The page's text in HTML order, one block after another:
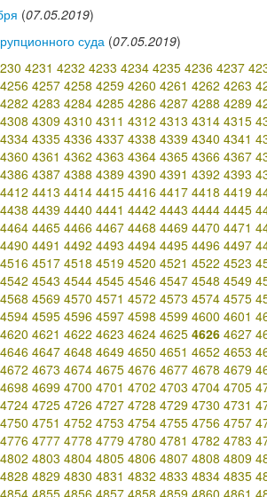
(07.05.2019)
суда (07.05.2019)
4231 4232 4233 4234 4235 4236 4237
4256 4257 4258 4259 4260 4261 4262 4263
4282 4283 4284 4285 4286 4287 4288 4289
4308 4309 4310 4311 4312 4313 4314 4315
4334 4335 4336 4337 4338 4339 4340 4341
4360 4361 4362 4363 4364 4365 4366 4367
4386 4387 4388 4389 4390 4391 4392 4393
4412 4413 4414 4415 4416 4417 4418 4419
4438 4439 4440 4441 4442 4443 4444 4445
4464 4465 4466 4467 4468 4469 4470 4471
4490 4491 4492 4493 4494 4495 4496 4497
4516 4517 4518 4519 4520 4521 4522 4523
4542 4543 4544 4545 4546 4547 4548 4549
4568 4569 4570 4571 4572 4573 4574 4575
4594 4595 4596 4597 4598 4599 4600 4601
4620 4621 4622 4623 4624 4625 4626 4627
4646 4647 4648 4649 4650 4651 4652 4653
4672 4673 4674 4675 4676 4677 4678 4679
4698 4699 4700 4701 4702 4703 4704 4705
4724 4725 4726 4727 4728 4729 4730 4731
4750 4751 4752 4753 4754 4755 4756 4757
4776 4777 4778 4779 4780 4781 4782 4783
4802 4803 4804 4805 4806 4807 4808 4809
4828 4829 4830 4831 4832 4833 4834 4835
4854 4855 4856 4857 4858 4859 4860 4861